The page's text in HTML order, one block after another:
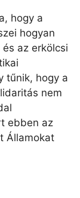
hogy a
hogyan
az erkölcsi
tűnik, hogy a
nem
ebben az
Államokat